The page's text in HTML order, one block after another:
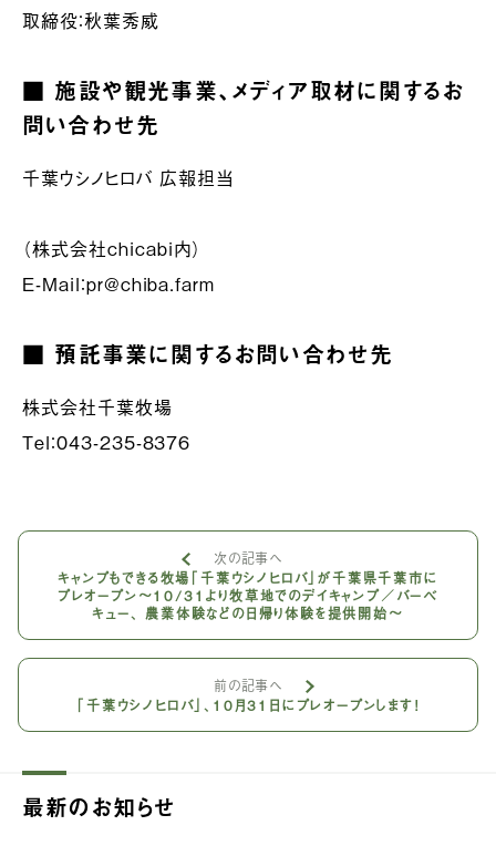
取締役：秋葉秀威
■ 施設や観光事業、メディア取材に関するお
問い合わせ先
千葉ウシノヒロバ 広報担当
（株式会社chicabi内）
E-Mail：pr@chiba.farm
■ 預託事業に関するお問い合わせ先
株式会社千葉牧場
Tel：043-235-8376
次の記事へ
キャンプもできる牧場「千葉ウシノヒロバ」が千葉県千葉市に
プレオープン〜10/31より牧草地でのデイキャンプ／バーベ
キュー、 農業体験などの日帰り体験を提供開始〜
前の記事へ
「千葉ウシノヒロバ」、10月31日にプレオープンします！
最新のお知らせ